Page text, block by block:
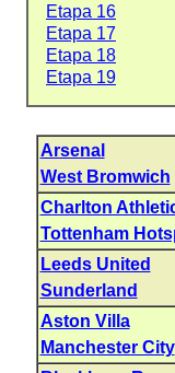
Etapa 16
Etapa 17
Etapa 18
Etapa 19
Arsenal
West Bromwich
Charlton
Tottenham
Leeds United
Sunderland
Aston Villa
Manchester City